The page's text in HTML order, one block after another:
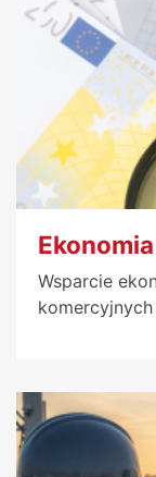
Wsparcie
komercyjnych